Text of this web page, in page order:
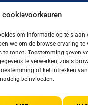
cookievoorkeuren
om informatie op te slaan
we om de browse-ervaring te
te tonen. Toestemming geven
te verwerken, zoals
of het intrekken
beïnvloeden.